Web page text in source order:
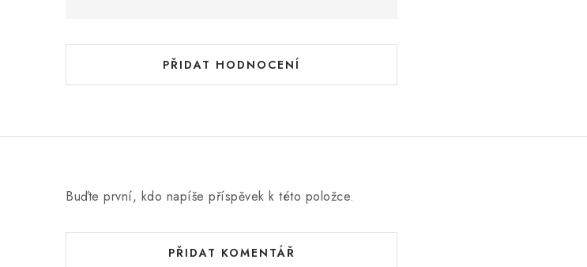
PŘIDAT HODNOCENÍ
o
n
c
n
Buďte první, kdo napíše příspěvek k této položce.
PŘIDAT KOMENTÁŘ